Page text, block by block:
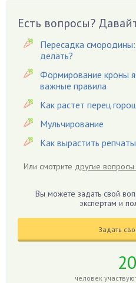
Вешенки
Виноград
Вредители
Гардения
Гацания
Гвоздики
Георгины
Гиацинт
Гладиолусы
Есть вопросы?
Пересадка
делать?
Формирование кроны
важные правила
Как растет перец
Мульчирование
Как вырастить
Или смотрите другие вопросы
Вы можете задать свой
экспертам и
Задать
человек